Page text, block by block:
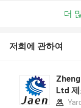
더
저희에 관하여
Ltd